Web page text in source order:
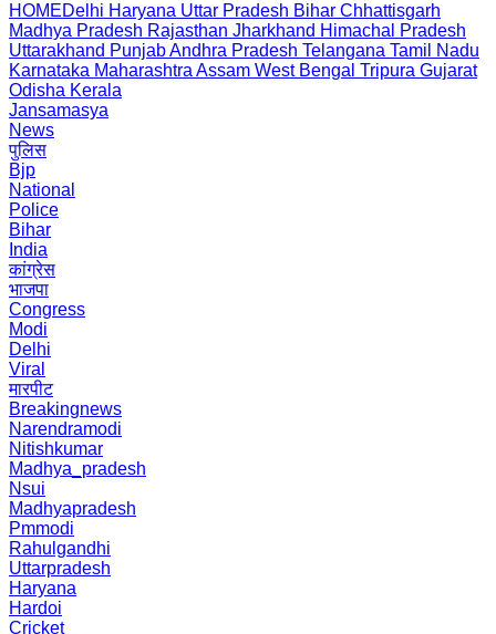
HOMEDelhi Haryana Uttar Pradesh Bihar Chhattisgarh
Madhya Pradesh Rajasthan Jharkhand Himachal Pradesh
Uttarakhand PunjabAndhra Pradesh Telangana Tamil Nadu
Karnataka Maharashtra Assam West Bengal Tripura Gujarat
Odisha Kerala
Jansamasya
News
पुलिस
Bjp
National
Police
Bihar
India
कांग्रेस
भाजपा
Congress
Modi
Delhi
Viral
मारपीट
Breakingnews
Narendramodi
Nitishkumar
Madhya_pradesh
Nsui
Madhyapradesh
Pmmodi
Rahulgandhi
Uttarpradesh
Haryana
Hardoi
Cricket